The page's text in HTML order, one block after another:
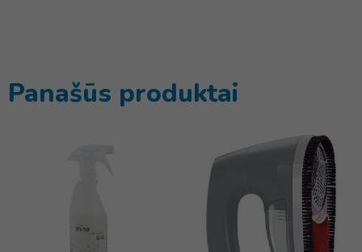
Panašūs produktai